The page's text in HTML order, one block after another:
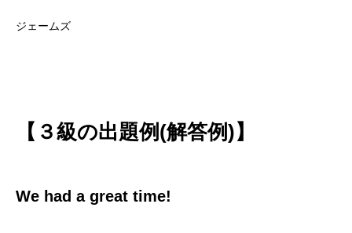
ジェームズ
【３級の出題例(解答例)】
We had a great time!